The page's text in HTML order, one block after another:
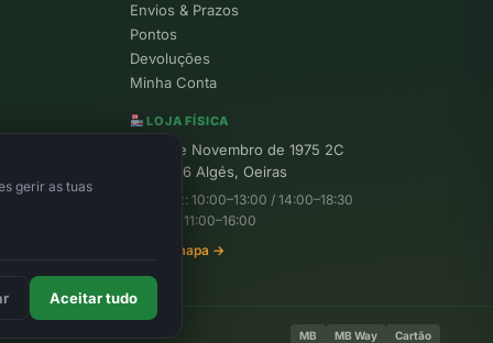
Envios & Prazos
Pontos
Devoluções
Minha Conta
LOJA FÍSICA
R. 25 de Novembro de 1975 2C
1495-156 Algés, Oeiras
Seg–Sex: 10:00–13:00 / 14:00–18:30
Sábado: 11:00–16:00
Ver no mapa →
MB MB Way Cartão
gerir as tuas
Aceitar tudo